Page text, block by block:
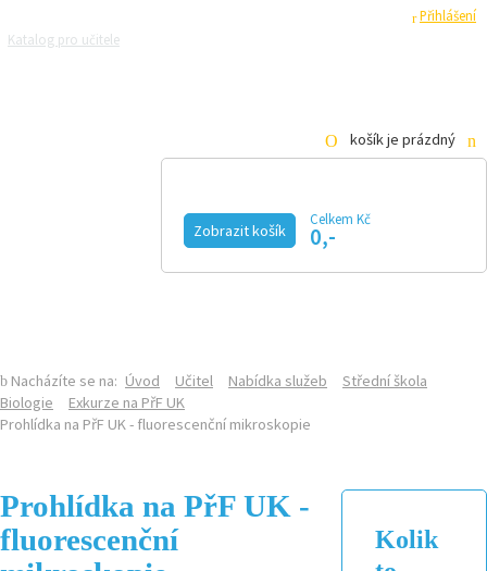
Přihlášení
Katalog pro učitele
košík je prázdný
Zobrazit košík
Celkem Kč
0,-
Nacházíte se na: Úvod Učitel Nabídka služeb
Střední škola
Biologie
Exkurze na PřF UK
Prohlídka na PřF UK - fluorescenční mikroskopie
Prohlídka na PřF UK -
fluorescenční
Kolik